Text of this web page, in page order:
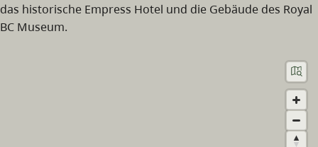
das historische Empress Hotel und die Gebäude des Royal
BC Museum.